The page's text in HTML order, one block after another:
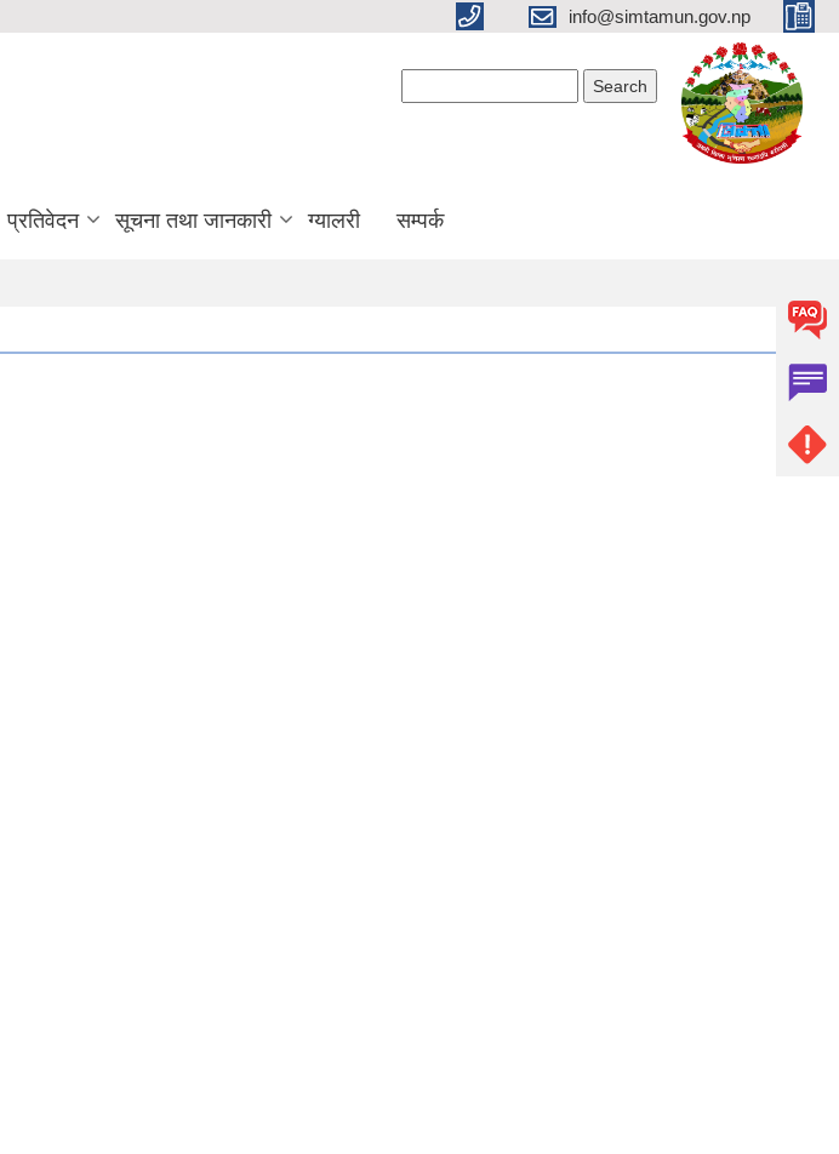
info@simtamun.gov.np
प्रतिवेदन सूचना तथा जानकारी ग्यालरी सम्पर्क